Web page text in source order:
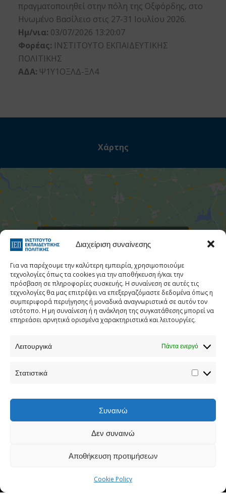
Διαχείριση συναίνεσης
Για να παρέχουμε την καλύτερη εμπειρία, χρησιμοποιούμε
τεχνολογίες όπως τα cookies για την αποθήκευση ή/και την
πρόσβαση σε πληροφορίες συσκευής. Η συναίνεση σε αυτές τις
τεχνολογίες θα μας επιτρέψει να επεξεργαζόμαστε δεδομένα όπως η
συμπεριφορά περιήγησης ή μοναδικά αναγνωριστικά σε αυτόν τον
ιστότοπο. Η μη συναίνεση ή η ανάκληση της συγκατάθεσης μπορεί να
επηρεάσει αρνητικά ορισμένα χαρακτηριστικά και λειτουργίες.
Λειτουργικά Πάντα ενεργό
Στατιστικά
Συναινώ
Δεν συναινώ
Αποθήκευση προτιμήσεων
Cookie Policy
πραγματοποιηθεί στην πόλη της Οξφόρδης, στο
Ηνωμένο Βασίλειο στις 27-31 Ιουλίου 2026.
Ημ/νια: 03/07/2026 13:20:07
Φορέας: ΙΝΣΤΙΤΟΥΤΟ ΕΚΠΑΙΔΕΥΤΙΚΗΣ
ΠΟΛΙΤΙΚΗΣ
ΑΔΑ: Ψ1Υ1ΟΞΛΔ-ΞΛ4
Χάρτης
εμπορικής προώθησης και να
ενεργοποιήσετε αυτό το περιεχόμενο
Αν. Τσόχα 36, Αθήνα, Τ.Κ. 11521